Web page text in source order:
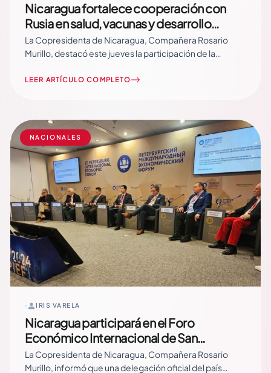
Nicaragua fortalece cooperación con
Rusia en salud, vacunas y desarrollo
durante Foro Económico de San
Petersburgo
La Copresidenta de Nicaragua, Compañera Rosario
Murillo, destacó este jueves la participación de la
Internacional de San Petersburgo, donde se desarrollan
áreas fundamentales como salud, vacunas, tecnología
médica y… Read More
LEER ARTÍCULO COMPLETO
NACIONALES
IRIS VARELA
Nicaragua participará en el Foro
Económico Internacional de San
Petersburgo con delegación de alto nivel
La Copresidenta de Nicaragua, Compañera Rosario
Murillo, informó que una delegación oficial del país